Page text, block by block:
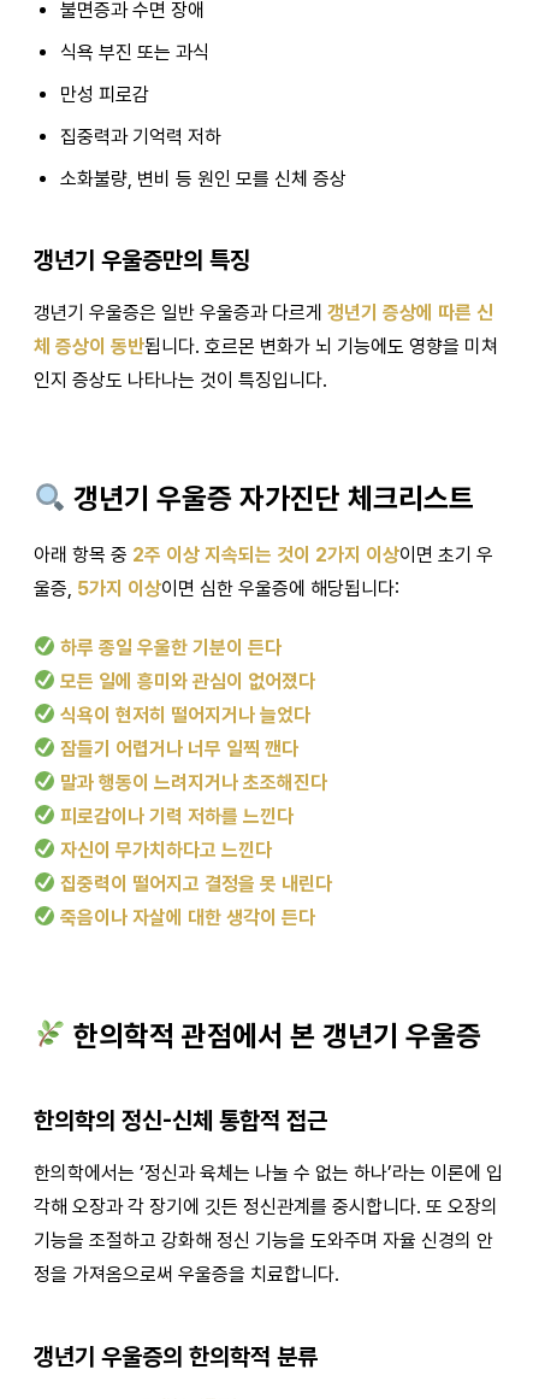
불면증과 수면 장애
식욕 부진 또는 과식
만성 피로감
집중력과 기억력 저하
소화불량, 변비 등 원인 모를 신체 증상
갱년기 우울증만의 특징
갱년기 우울증은 일반 우울증과 다르게 갱년기 증상에 따른 신
체 증상이 동반됩니다. 호르몬 변화가 뇌 기능에도 영향을 미쳐
인지 증상도 나타나는 것이 특징입니다.
갱년기 우울증 자가진단 체크리스트
아래 항목 중 2주 이상 지속되는 것이 2가지 이상이면 초기 우
울증, 5가지 이상이면 심한 우울증에 해당됩니다:
하루 종일 우울한 기분이 든다
모든 일에 흥미와 관심이 없어졌다
식욕이 현저히 떨어지거나 늘었다
잠들기 어렵거나 너무 일찍 깬다
말과 행동이 느려지거나 초조해진다
피로감이나 기력 저하를 느낀다
자신이 무가치하다고 느낀다
집중력이 떨어지고 결정을 못 내린다
죽음이나 자살에 대한 생각이 든다
한의학적 관점에서 본 갱년기 우울증
한의학의 정신-신체 통합적 접근
한의학에서는 ‘정신과 육체는 나눌 수 없는 하나’라는 이론에 입
각해 오장과 각 장기에 깃든 정신관계를 중시합니다. 또 오장의
기능을 조절하고 강화해 정신 기능을 도와주며 자율 신경의 안
정을 가져옴으로써 우울증을 치료합니다.
갱년기 우울증의 한의학적 분류